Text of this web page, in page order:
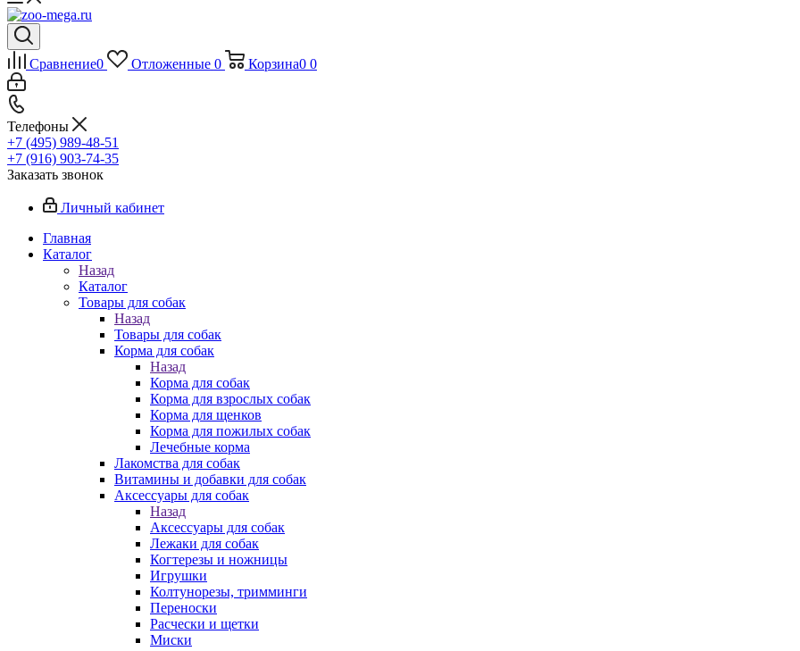
Сравнение0 Отложенные 0 Корзина0 0
Телефоны
+7 (495) 989-48-51
+7 (916) 903-74-35
Заказать звонок
Личный кабинет
Главная
Каталог
Назад
Каталог
Товары для собак
Назад
Товары для собак
Корма для собак
Назад
Корма для собак
Корма для взрослых собак
Корма для щенков
Корма для пожилых собак
Лечебные корма
Лакомства для собак
Витамины и добавки для собак
Аксессуары для собак
Назад
Аксессуары для собак
Лежаки для собак
Когтерезы и ножницы
Игрушки
Колтунорезы, тримминги
Переноски
Расчески и щетки
Миски